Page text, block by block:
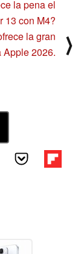
la pena el
13 con M4?
la gran
Apple 2026.
⟩